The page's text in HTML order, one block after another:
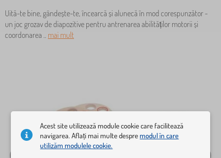
Uită-te bine, gândește-te, încearcă și alunecă în mod corespunzător -
un joc grozav de diapozitive pentru antrenarea abilităților motorii și
coordonarea .. mai mult
Acest site utilizează module cookie care facilitează
navigarea. Aflați mai multe despremodul în care
utilizăm modulele cookie.